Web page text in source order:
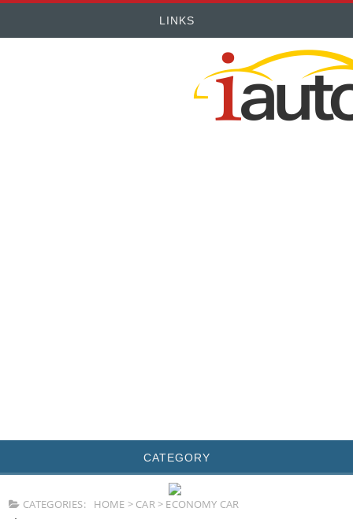
LINKS
CATEGORY
CATEGORIES: HOME > CAR> ECONOMY CAR